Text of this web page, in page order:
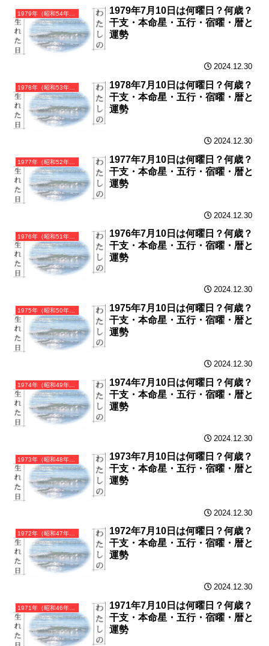
1979年（昭和54年）己未（つちのとひつじ）・未年（ひつじ年）カレンダー（月曜はじまり）
1979年7月10日は何曜日？何歳？
干支・本命星・五行・宿曜・暦と
運勢
2024.12.30
1978年（昭和53年）戊午（つちのえうま）・午年（うま年）カレンダー（月曜はじまり）
1978年7月10日は何曜日？何歳？
干支・本命星・五行・宿曜・暦と
運勢
2024.12.30
1977年（昭和52年）丁巳（ひのとみ）・巳年（へび年）カレンダー（月曜はじまり）
1977年7月10日は何曜日？何歳？
干支・本命星・五行・宿曜・暦と
運勢
2024.12.30
1976年（昭和51年）丙辰（ひのえたつ）・辰年（たつ年）カレンダー（月曜はじまり）
1976年7月10日は何曜日？何歳？
干支・本命星・五行・宿曜・暦と
運勢
2024.12.30
1975年（昭和50年）乙卯（きのとう）・卯年（うさぎ年）カレンダー（月曜はじまり）
1975年7月10日は何曜日？何歳？
干支・本命星・五行・宿曜・暦と
運勢
2024.12.30
1974年（昭和49年）甲寅（きのえとら）・寅年（とら年）カレンダー（月曜はじまり）
1974年7月10日は何曜日？何歳？
干支・本命星・五行・宿曜・暦と
運勢
2024.12.30
1973年（昭和48年）癸丑（みずのとうし）・丑年（うし年）カレンダー（月曜はじまり）
1973年7月10日は何曜日？何歳？
干支・本命星・五行・宿曜・暦と
運勢
2024.12.30
1972年（昭和47年）壬子（みずのえね）・子年（ねずみ年）カレンダー（月曜はじまり）
1972年7月10日は何曜日？何歳？
干支・本命星・五行・宿曜・暦と
運勢
2024.12.30
1971年（昭和46年）辛亥（かのとい）・亥年（いのしし年）カレンダー（月曜はじまり）
1971年7月10日は何曜日？何歳？
干支・本命星・五行・宿曜・暦と
運勢